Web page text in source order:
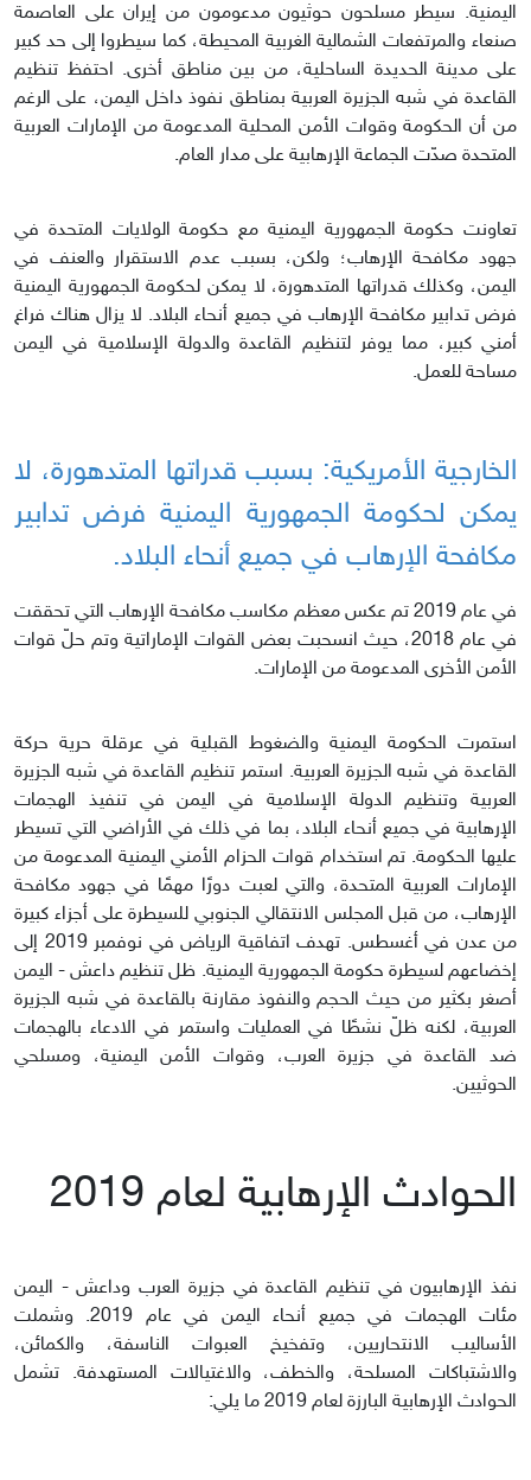
اليمنية. سيطر مسلحون حوثيون مدعومون من إيران على العاصمة
صنعاء والمرتفعات الشمالية الغربية المحيطة، كما سيطروا إلى حد كبير
على مدينة الحديدة الساحلية، من بين مناطق أخرى. احتفظ تنظيم
القاعدة في شبه الجزيرة العربية بمناطق نفوذ داخل اليمن، على الرغم
من أن الحكومة وقوات الأمن المحلية المدعومة من الإمارات العربية
المتحدة صدّت الجماعة الإرهابية على مدار العام.
تعاونت حكومة الجمهورية اليمنية مع حكومة الولايات المتحدة في
جهود مكافحة الإرهاب؛ ولكن، بسبب عدم الاستقرار والعنف في
اليمن، وكذلك قدراتها المتدهورة، لا يمكن لحكومة الجمهورية اليمنية
فرض تدابير مكافحة الإرهاب في جميع أنحاء البلاد. لا يزال هناك فراغ
أمني كبير، مما يوفر لتنظيم القاعدة والدولة الإسلامية في اليمن
مساحة للعمل.
الخارجية الأمريكية: بسبب قدراتها المتدهورة، لا
يمكن لحكومة الجمهورية اليمنية فرض تدابير
مكافحة الإرهاب في جميع أنحاء البلاد.
في عام 2019 تم عكس معظم مكاسب مكافحة الإرهاب التي تحققت
في عام 2018، حيث انسحبت بعض القوات الإماراتية وتم حلّ قوات
الأمن الأخرى المدعومة من الإمارات.
استمرت الحكومة اليمنية والضغوط القبلية في عرقلة حرية حركة
القاعدة في شبه الجزيرة العربية. استمر تنظيم القاعدة في شبه الجزيرة
العربية وتنظيم الدولة الإسلامية في اليمن في تنفيذ الهجمات
الإرهابية في جميع أنحاء البلاد، بما في ذلك في الأراضي التي تسيطر
عليها الحكومة. تم استخدام قوات الحزام الأمني اليمنية المدعومة من
الإمارات العربية المتحدة، والتي لعبت دورًا مهمًا في جهود مكافحة
الإرهاب، من قبل المجلس الانتقالي الجنوبي للسيطرة على أجزاء كبيرة
من عدن في أغسطس. تهدف اتفاقية الرياض في نوفمبر 2019 إلى
إخضاعهم لسيطرة حكومة الجمهورية اليمنية. ظل تنظيم داعش - اليمن
أصغر بكثير من حيث الحجم والنفوذ مقارنة بالقاعدة في شبه الجزيرة
العربية، لكنه ظلّ نشطًا في العمليات واستمر في الادعاء بالهجمات
ضد القاعدة في جزيرة العرب، وقوات الأمن اليمنية، ومسلحي
الحوثيين.
الحوادث الإرهابية لعام 2019
نفذ الإرهابيون في تنظيم القاعدة في جزيرة العرب وداعش - اليمن
مئات الهجمات في جميع أنحاء اليمن في عام 2019. وشملت
الأساليب الانتحاريين، وتفخيخ العبوات الناسفة، والكمائن،
والاشتباكات المسلحة، والخطف، والاغتيالات المستهدفة. تشمل
الحوادث الإرهابية البارزة لعام 2019 ما يلي: